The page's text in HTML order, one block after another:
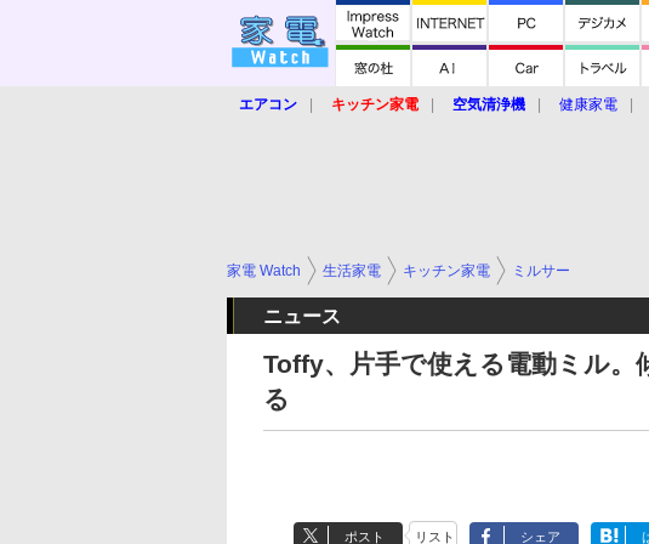
エアコン キッチン家電 空気清浄機 健康家電
家電 Watch 生活家電 キッチン家電 ミルサー
ニュース
Toffy、片手で使える電動ミル。
る
ポスト リスト シェア